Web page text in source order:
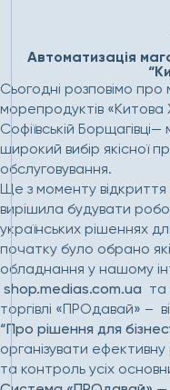
Автоматизація
Сьогодні розповімо про
морепродуктів
Софіївській
широкий вибір якісної
обслуговування.
Ще з моменту
вирішила будувати
українських рішеннях
початку було обрано
обладнання у нашому
shop.medias.com.ua та
торгівлі «ПРОдавай» –
“Про рішення для
організувати
та контроль усіх